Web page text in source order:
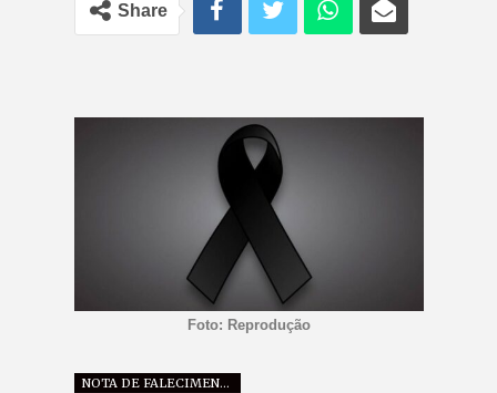
Share
Foto: Reprodução
NOTA DE FALECIMENTO